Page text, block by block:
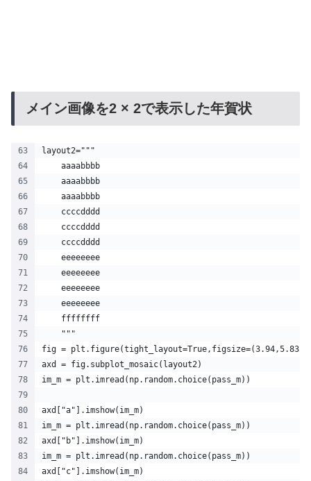
メイン画像を2 × 2で表示した年賀状
layout2="""
    aaaabbbb
    aaaabbbb
    aaaabbbb
    ccccdddd
    ccccdddd
    ccccdddd
    eeeeeeee
    eeeeeeee
    eeeeeeee
    eeeeeeee
    ffffffff
    """
fig =
axd = fig.subplot_mosaic(layout2)
im_m = plt.imread(np.random.choice(pass_m))
axd["a"].imshow(im_m)
im_m = plt.imread(np.random.choice(pass_m))
axd["b"].imshow(im_m)
im_m = plt.imread(np.random.choice(pass_m))
axd["c"].imshow(im_m)